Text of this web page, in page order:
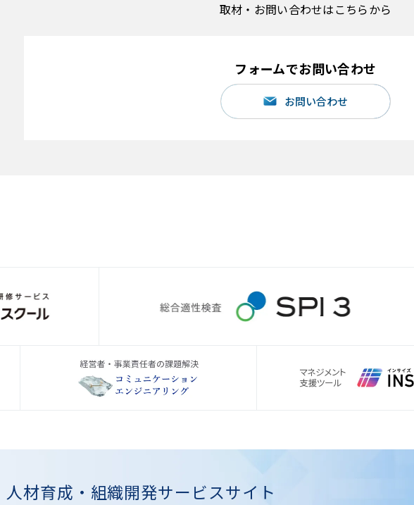
取材・お問い合わせはこちらから
フォームでお問い合わせ
お問い合わせ
人材育成・組織開発サービスサイト